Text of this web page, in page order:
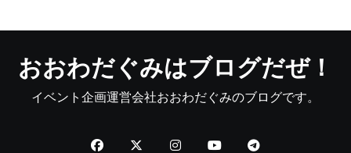
おおわだぐみはブログだぜ！
イベント企画運営会社おおわだぐみのブログです。